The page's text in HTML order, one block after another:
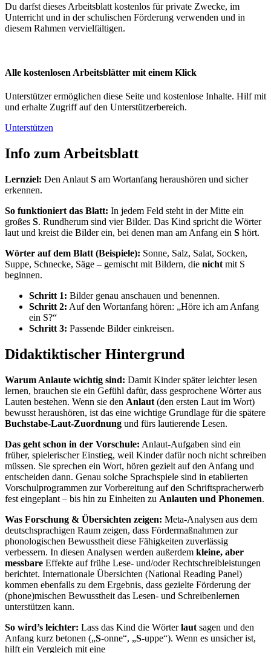
Du darfst dieses Arbeitsblatt kostenlos für private Zwecke, im
Unterricht und in der schulischen Förderung verwenden und in
diesem Rahmen vervielfältigen.
Alle kostenlosen Arbeitsblätter mit einem Klick
Unterstützer ermöglichen diese Seite und kostenlose Inhalte. Hilf mit
und erhalte Zugriff auf den Unterstützerbereich.
Unterstützen
Info zum Arbeitsblatt
Lernziel: Den Anlaut S am Wortanfang heraushören und sicher
erkennen.
So funktioniert das Blatt: In jedem Feld steht in der Mitte ein
großes S. Rundherum sind vier Bilder. Das Kind spricht die Wörter
laut und kreist die Bilder ein, bei denen man am Anfang ein S hört.
Wörter auf dem Blatt (Beispiele): Sonne, Salz, Salat, Socken,
Suppe, Schnecke, Säge – gemischt mit Bildern, die nicht mit S
beginnen.
Schritt 1: Bilder genau anschauen und benennen.
Schritt 2: Auf den Wortanfang hören: „Höre ich am Anfang
ein S?“
Schritt 3: Passende Bilder einkreisen.
Didaktiktischer Hintergrund
Warum Anlaute wichtig sind: Damit Kinder später leichter lesen
lernen, brauchen sie ein Gefühl dafür, dass gesprochene Wörter aus
Lauten bestehen. Wenn sie den Anlaut (den ersten Laut im Wort)
bewusst heraushören, ist das eine wichtige Grundlage für die spätere
Buchstabe-Laut-Zuordnung und fürs lautierende Lesen.
Das geht schon in der Vorschule: Anlaut-Aufgaben sind ein
früher, spielerischer Einstieg, weil Kinder dafür noch nicht schreiben
müssen. Sie sprechen ein Wort, hören gezielt auf den Anfang und
entscheiden dann. Genau solche Sprachspiele sind in etablierten
Vorschulprogrammen zur Vorbereitung auf den Schriftspracherwerb
fest eingeplant – bis hin zu Einheiten zu Anlauten und Phonemen.
Was Forschung & Übersichten zeigen: Meta-Analysen aus dem
deutschsprachigen Raum zeigen, dass Fördermaßnahmen zur
phonologischen Bewusstheit diese Fähigkeiten zuverlässig
verbessern. In diesen Analysen werden außerdem kleine, aber
messbare Effekte auf frühe Lese- und/oder Rechtschreibleistungen
berichtet. Internationale Übersichten (National Reading Panel)
kommen ebenfalls zu dem Ergebnis, dass gezielte Förderung der
(phone)mischen Bewusstheit das Lesen- und Schreibenlernen
unterstützen kann.
So wird’s leichter: Lass das Kind die Wörterlaut sagen und den
Anfang kurz betonen („S-onne“, „S-uppe“). Wenn es unsicher ist,
hilft ein Vergleich mit eine